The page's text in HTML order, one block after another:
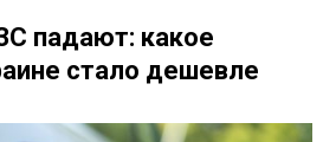
падают: какое
стало дешевле